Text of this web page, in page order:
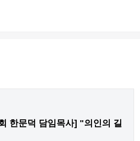
한문덕 담임목사] "의인의 길